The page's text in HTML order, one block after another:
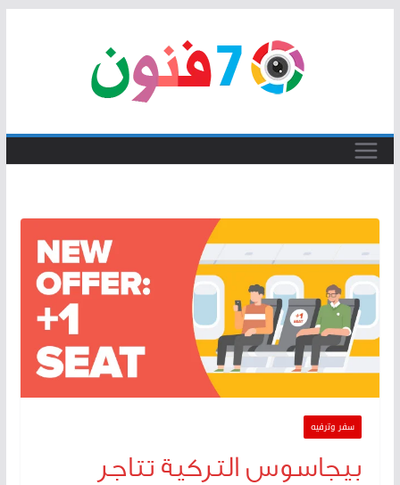
سفر وترفيه
بيجاسوس التركية تتاجر